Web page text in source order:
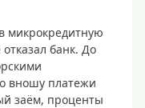
микрокредитную
банк. До
вношу платежи
заём, проценты